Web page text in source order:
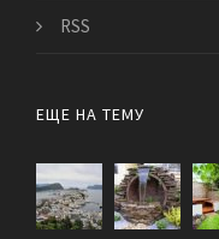
RSS
ЕЩЕ НА ТЕМУ